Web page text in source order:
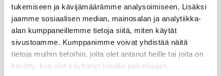
tukemiseen ja kävijämäärämme analysoimiseen. Lisäksi
jaamme sosiaalisen median, mainosalan ja analytiikka-
alan kumppaneillemme tietoja siitä, miten käytät
sivustoamme. Kumppanimme voivat yhdistää näitä
tietoja muihin tietoihin, joita olet antanut heille tai joita on
kerätty, kun olet käyttänyt heidän palvelujaan.